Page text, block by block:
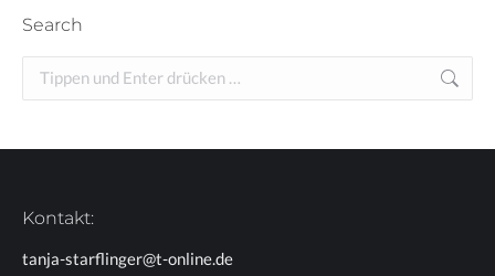
Search
Search:
Kontakt:
tanja-starflinger@t-online.de